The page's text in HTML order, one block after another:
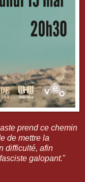
prend ce chemin
de mettre la
difficulté, afin
galopant."